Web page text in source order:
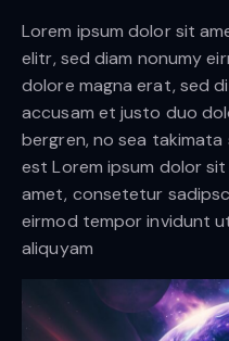
Lorem ipsum dolor sit
elitr, sed diam nonumy
dolore magna erat, sed
accusam et justo duo
bergren, no sea takimata
est Lorem ipsum dolor
amet, consetetur
eirmod tempor invidunt
aliquyam